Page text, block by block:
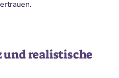
und realistische